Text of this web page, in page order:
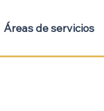
Áreas de servicios